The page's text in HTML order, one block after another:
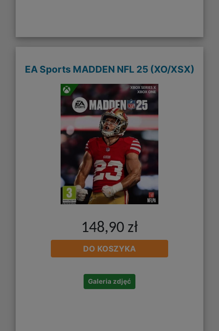
EA Sports MADDEN NFL 25 (XO/XSX)
148,90 zł
DO KOSZYKA
Galeria zdjęć